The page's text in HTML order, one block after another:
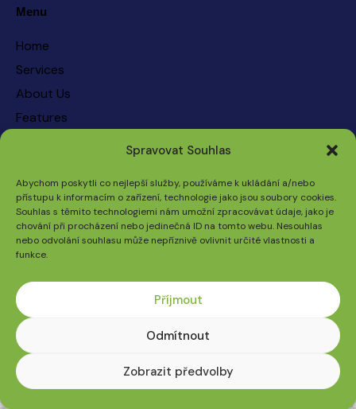
Spravovat Souhlas
Abychom poskytli co nejlepší služby, používáme k ukládání a/nebo
přístupu k informacím o zařízení, technologie jako jsou soubory cookies.
Souhlas s těmito technologiemi nám umožní zpracovávat údaje, jako je
chování při procházení nebo jedinečná ID na tomto webu. Nesouhlas
nebo odvolání souhlasu může nepříznivě ovlivnit určité vlastnosti a
funkce.
Příjmout
Odmítnout
Zobrazit předvolby
Menu
Home
Services
About Us
Features
Say Hello
info@email.com
ThemeRex